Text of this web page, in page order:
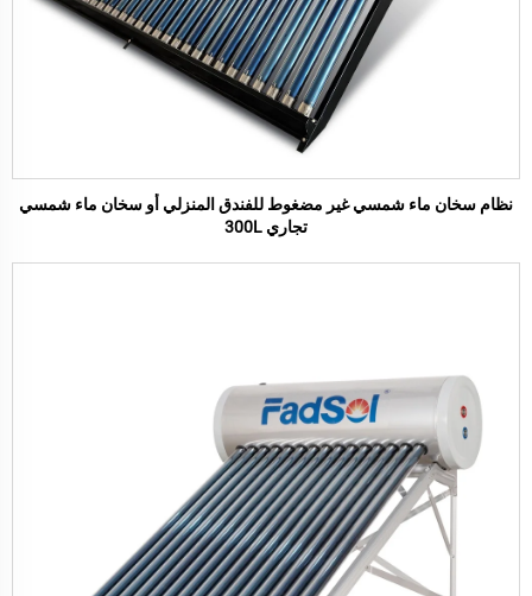
نظام سخان ماء شمسي غير مضغوط للفندق المنزلي أو سخان ماء شمسي
تجاري 300L